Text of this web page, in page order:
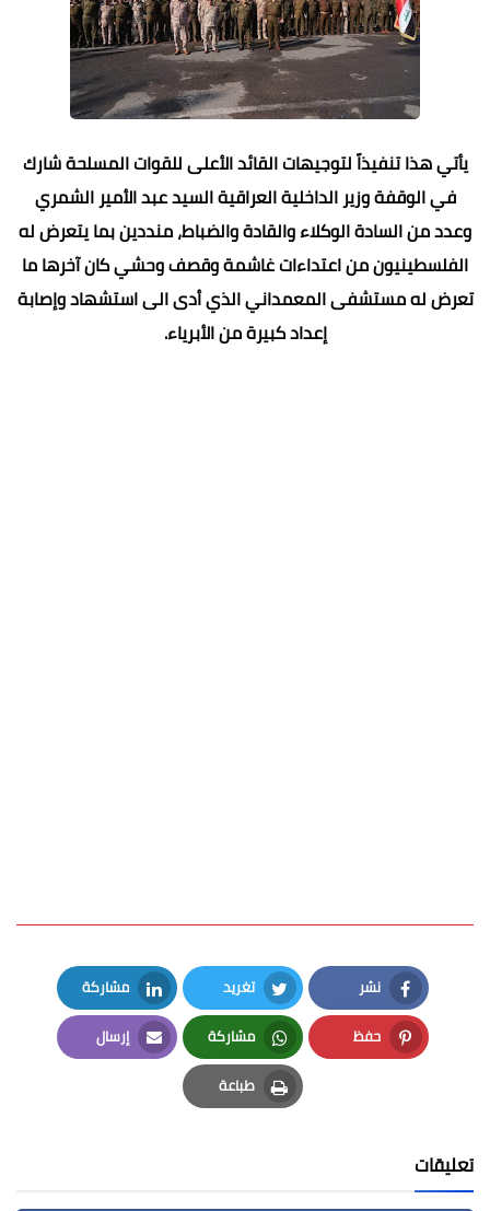
يأتي هذا تنفيذاً لتوجيهات القائد الأعلى للقوات المسلحة شارك
في الوقفة وزير الداخلية العراقية السيد عبد الأمير الشمري
وعدد من السادة الوكلاء والقادة والضباط، منددين بما يتعرض له
الفلسطينيون من اعتداءات غاشمة وقصف وحشي كان آخرها ما
تعرض له مستشفى المعمداني الذي أدى الى استشهاد وإصابة
إعداد كبيرة من الأبرياء.
نشر
Facebook
تغريد
Twitter
مشاركة
LinkedIn
حفظ
Pinterest
مشاركة
Whatsapp
إرسال
Email
طباعة
Print
تعليقات